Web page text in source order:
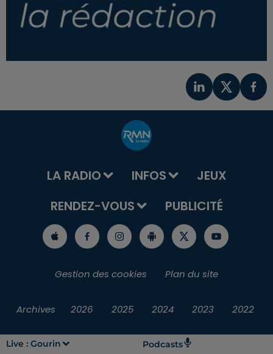
Live : Gourin Podcasts
LA RADIO INFOS
JEUX
RENDEZ-VOUS
PUBLICITÉ
Gestion des cookies Plan du site
Archives 2026 2025 2024 2023 2022